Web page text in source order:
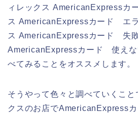
ィレックス AmericanExpressカ
ス AmericanExpressカード エ
ス AmericanExpressカード 失
AmericanExpressカード 使えな
べてみることをオススメします。
そうやって色々と調べていくこと
クスのお店でAmericanExpress